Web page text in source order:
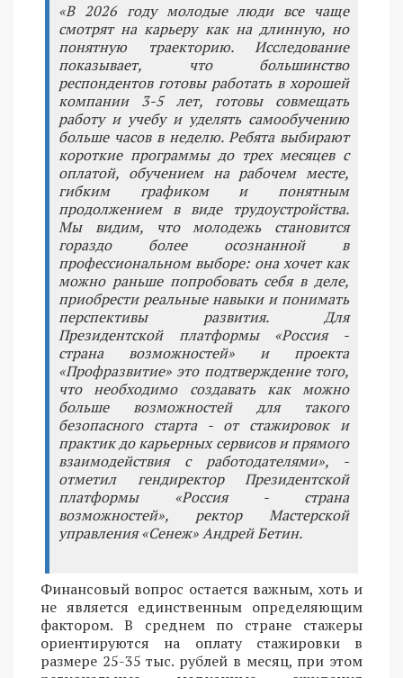
«В 2026 году молодые люди все чаще
смотрят на карьеру как на длинную, но
понятную траекторию. Исследование
показывает, что большинство
респондентов готовы работать в хорошей
компании 3-5 лет, готовы совмещать
работу и учебу и уделять самообучению
больше часов в неделю. Ребята выбирают
короткие программы до трех месяцев с
оплатой, обучением на рабочем месте,
гибким графиком и понятным
продолжением в виде трудоустройства.
Мы видим, что молодежь становится
гораздо более осознанной в
профессиональном выборе: она хочет как
можно раньше попробовать себя в деле,
приобрести реальные навыки и понимать
перспективы развития. Для
Президентской платформы «Россия -
страна возможностей» и проекта
«Профразвитие» это подтверждение того,
что необходимо создавать как можно
больше возможностей для такого
безопасного старта - от стажировок и
практик до карьерных сервисов и прямого
взаимодействия с работодателями», -
отметил гендиректор Президентской
платформы «Россия - страна
возможностей», ректор Мастерской
управления «Сенеж» Андрей Бетин.
Финансовый вопрос остается важным, хоть и
не является единственным определяющим
фактором. В среднем по стране стажеры
ориентируются на оплату стажировки в
размере 25-35 тыс. рублей в месяц, при этом